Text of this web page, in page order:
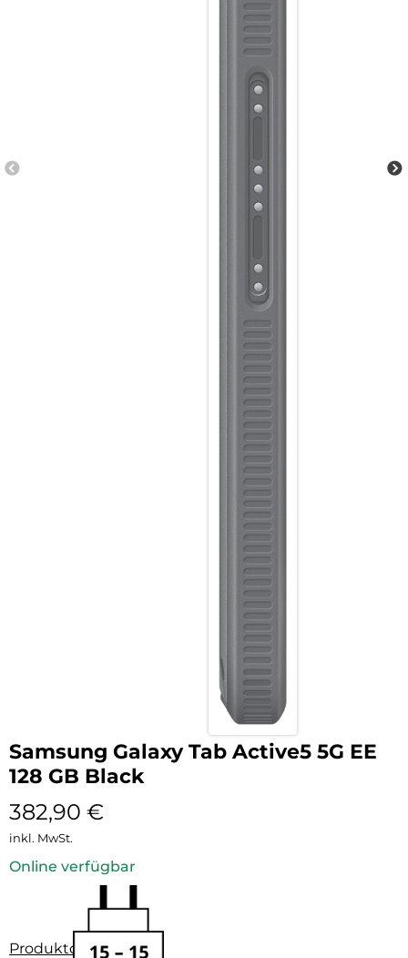
Samsung Galaxy Tab Active5 5G EE
128 GB Black
382,90 €
inkl. MwSt.
Online verfügbar
Produktdatenblatt